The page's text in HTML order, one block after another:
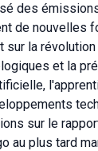
des
de nouvelles
sur la
et la
sur le
au plus tard